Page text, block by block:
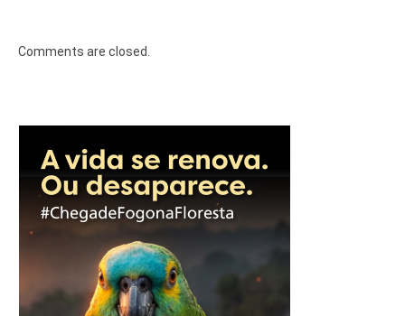
Comments are closed.